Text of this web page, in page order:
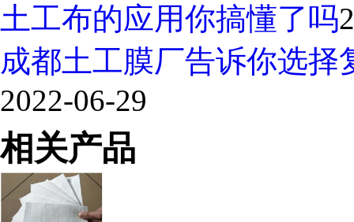
土工布的应用你搞懂了吗
成都土工膜厂告诉你选
2022-06-29
相关产品